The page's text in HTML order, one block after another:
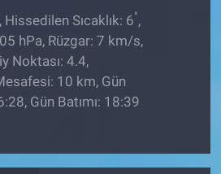
Hissedilen Sıcaklık: 6°,
hPa, Rüzgar: 7 km/s,
Noktası: 4.4,
10 km, Gün
Gün Batımı: 18:39